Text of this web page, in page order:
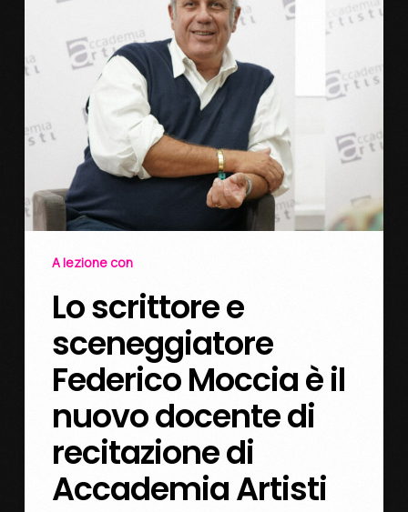
A lezione con
Lo scrittore e
sceneggiatore
Federico Moccia è il
nuovo docente di
recitazione di
Accademia Artisti